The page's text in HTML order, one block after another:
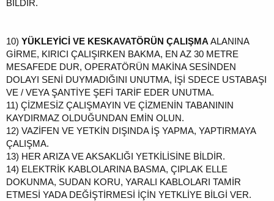
BİLDİR.
10) YÜKLEYİCİ VE KESKAVATÖRÜN ÇALIŞMA ALANINA
GİRME, KIRICI ÇALIŞIRKEN BAKMA, EN AZ 30 METRE
MESAFEDE DUR, OPERATÖRÜN MAKİNA SESİNDEN
DOLAYI SENİ DUYMADIĞINI UNUTMA, İŞİ SDECE USTABAŞI
VE / VEYA ŞANTİYE ŞEFİ TARİF EDER UNUTMA.
11) ÇİZMESİZ ÇALIŞMAYIN VE ÇİZMENİN TABANININ
KAYDIRMAZ OLDUĞUNDAN EMİN OLUN.
12) VAZİFEN VE YETKİN DIŞINDA İŞ YAPMA, YAPTIRMAYA
ÇALIŞMA.
13) HER ARIZA VE AKSAKLIĞI YETKİLİSİNE BİLDİR.
14) ELEKTRİK KABLOLARINA BASMA, ÇIPLAK ELLE
DOKUNMA, SUDAN KORU, YARALI KABLOLARI TAMİR
ETMESİ YADA DEĞİŞTİRMESİ İÇİN YETKLİYE BİLGİ VER.